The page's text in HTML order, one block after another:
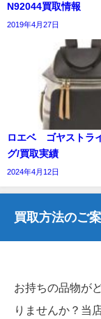
N92044買取情報
2019年4月27日
ロエベ ゴヤストラ
グ/買取実績
2024年4月12日
買取方法のご
お持ちの品物が
りませんか？当